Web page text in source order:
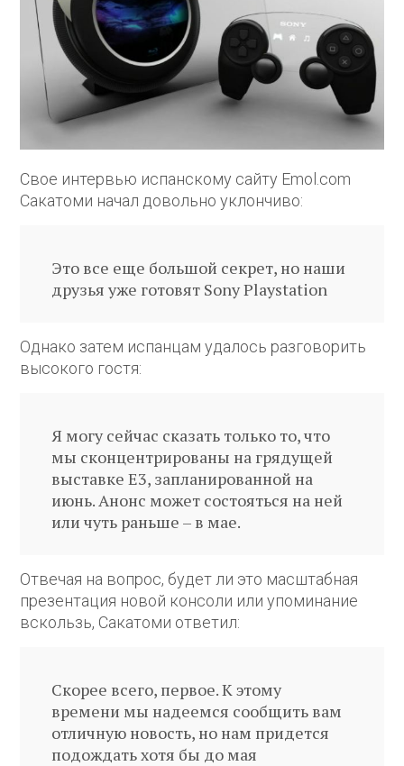
Свое интервью испанскому сайту Emol.com
Сакатоми начал довольно уклончиво:
Это все еще большой секрет, но наши
друзья уже готовят Sony Playstation
Однако затем испанцам удалось разговорить
высокого гостя:
Я могу сейчас сказать только то, что
мы сконцентрированы на грядущей
выставке E3, запланированной на
июнь. Анонс может состояться на ней
или чуть раньше – в мае.
Отвечая на вопрос, будет ли это масштабная
презентация новой консоли или упоминание
вскользь, Сакатоми ответил:
Скорее всего, первое. К этому
времени мы надеемся сообщить вам
отличную новость, но нам придется
подождать хотя бы до мая